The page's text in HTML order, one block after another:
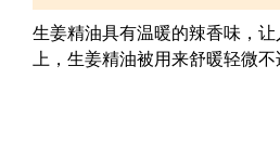
生姜精油具有温暖的辣香味，
上，生姜精油被用来舒暖轻微不